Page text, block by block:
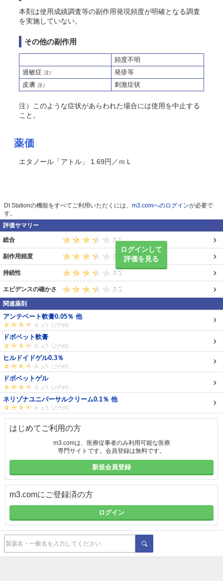
本剤は使用成績調査等の副作用発現頻度が明確となる調査
を実施していない。
その他の副作用
頻度不明
過敏症 注）
発疹等
皮膚 注） 刺激症状
注）このような症状があらわれた場合には使用を中止する
こと。
薬価
エタノール「アトル」 1.69円／ｍＬ
DI Stationの機能をすべてご利用いただくには、 m3.comへのログインが必要で
す。
評価サマリー
ログインして
評価を見る
総合
副作用頻度
持続性
エビデンスの確かさ
関連薬剤
アンテベート軟膏0.05％ 他
ドボベット軟膏
ヒルドイドゲル0.3％
ドボベットゲル
ネリゾナユニバーサルクリーム0.1％ 他
はじめてご利用の方
m3.comは、医療従事者のみ利用可能な医療
専門サイトです。会員登録は無料です。
新規会員登録
m3.comにご登録済の方
ログイン